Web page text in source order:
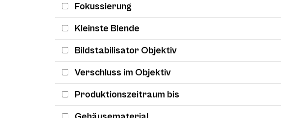
Fokussierung
Kleinste Blende
Bildstabilisator Objektiv
Verschluss im Objektiv
Produktionszeitraum bis